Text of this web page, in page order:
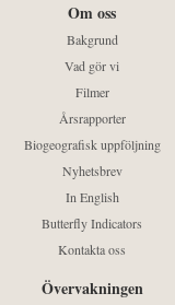
Om oss
Bakgrund
Vad gör vi
Filmer
Årsrapporter
Biogeografisk uppföljning
Nyhetsbrev
In English
Butterfly Indicators
Kontakta oss
Övervakningen